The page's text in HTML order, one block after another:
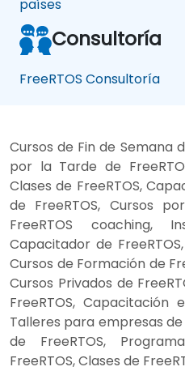
países
Consultoría
FreeRTOS Consultoría
Cursos de Fin de Semana
por la Tarde de
Clases de FreeRTOS,
de FreeRTOS, Cursos
FreeRTOS coaching,
Capacitador de
Cursos de Formación de
Cursos Privados de
FreeRTOS, Capacitación
Talleres para empresas de
de FreeRTOS,
FreeRTOS, Clases de